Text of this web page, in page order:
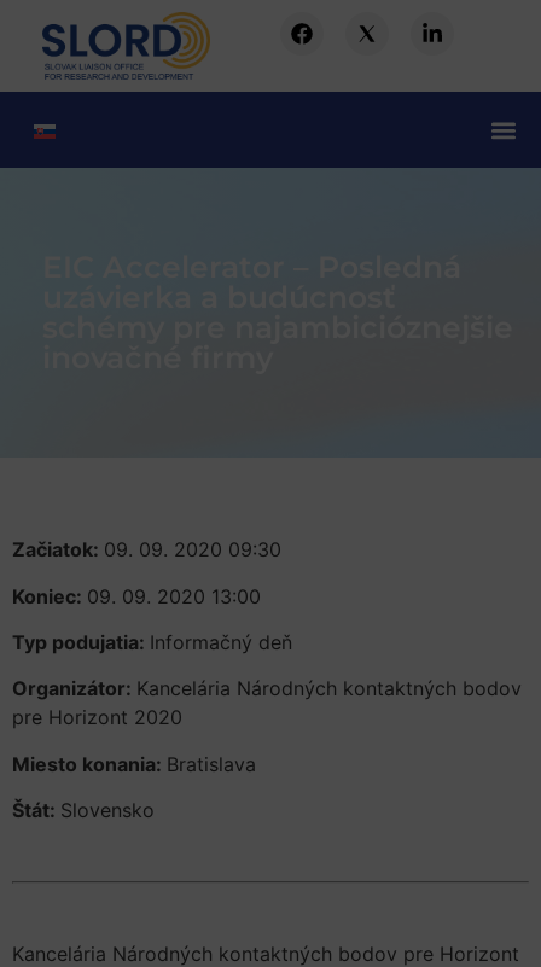
Začiatok: 09. 09. 2020 09:30
Koniec: 09. 09. 2020 13:00
Typ podujatia: Informačný deň
Organizátor: Kancelária Národných kontaktných bodov
pre Horizont 2020
Miesto konania: Bratislava
Štát: Slovensko
Kancelária Národných kontaktných bodov pre Horizont